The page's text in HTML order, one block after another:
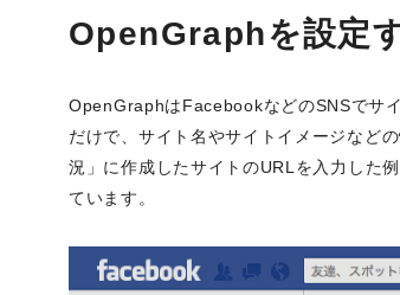
OpenGraphを設定
OpenGraphはFacebookなどのSNSでサ
だけで、サイト名やサイトイメージなど
況」に作成したサイトのURLを入力した
ています。